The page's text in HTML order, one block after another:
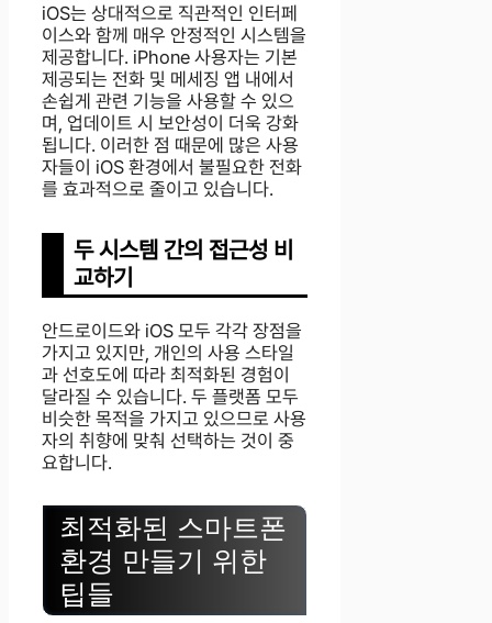
iOS는 상대적으로 직관적인 인터페
이스와 함께 매우 안정적인 시스템을
제공합니다. iPhone 사용자는 기본
제공되는 전화 및 메세징 앱 내에서
손쉽게 관련 기능을 사용할 수 있으
며, 업데이트 시 보안성이 더욱 강화
됩니다. 이러한 점 때문에 많은 사용
자들이 iOS 환경에서 불필요한 전화
를 효과적으로 줄이고 있습니다.
두 시스템 간의 접근성 비
교하기
안드로이드와 iOS 모두 각각 장점을
가지고 있지만, 개인의 사용 스타일
과 선호도에 따라 최적화된 경험이
달라질 수 있습니다. 두 플랫폼 모두
비슷한 목적을 가지고 있으므로 사용
자의 취향에 맞춰 선택하는 것이 중
요합니다.
최적화된 스마트폰
환경 만들기 위한
팁들